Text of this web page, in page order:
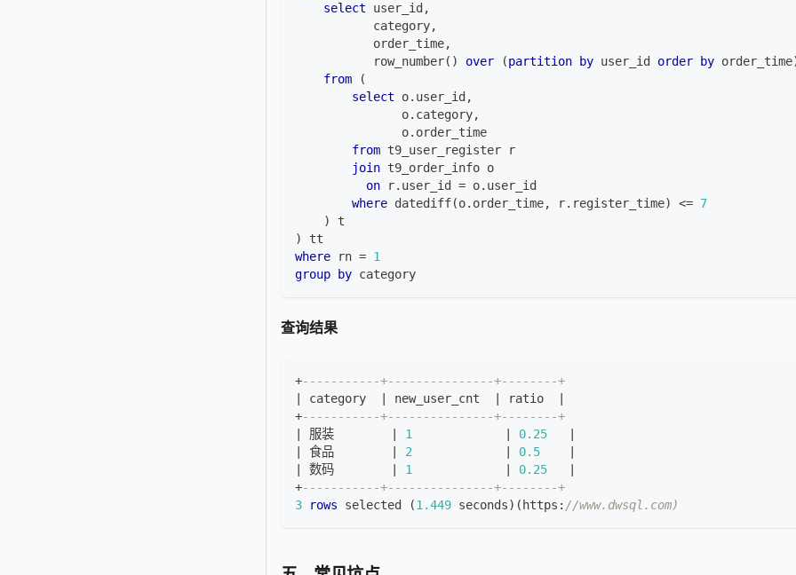
select user_id ,
           category
,
           order_time
,
           row_number
( ) over (partition by user_id order by order_time
from
(
select o. user_id ,
               o
. category,
               o
. order_time
from t9_user_register r
join t9_order_info o
on r. user_id = o. user_id
where datediff(o. order_time, r. register_time) <= 7
)
t
)
tt
where rn = 1
group
by category
查询结果
+-----------+---------------+--------+
category new_user_cnt ratio
+-----------+---------------+--------+
服装 1 0.25
食品 2 0.5
数码 1 0.25
+-----------+---------------+--------+
3
rows selected (1.449 seconds) ( https: //www.dwsql.com)